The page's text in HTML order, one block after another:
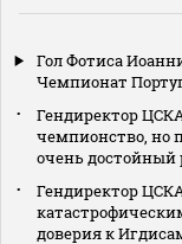
Гол Фотиса
Чемпионат
Гендиректор
чемпионство, но
очень достойный
Гендиректор
доверия к